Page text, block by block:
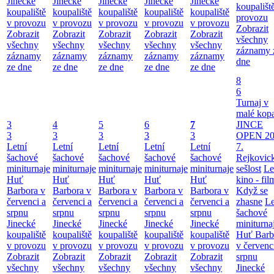
koupaliště
v provozu
Zobrazit
všechny
záznamy
ze dne
koupaliště
v provozu
Zobrazit
všechny
záznamy
ze dne
koupaliště
v provozu
Zobrazit
všechny
záznamy
ze dne
koupaliště
v provozu
Zobrazit
všechny
záznamy
ze dne
koupaliště
v provozu
Zobrazit
všechny
záznamy
ze dne
provozu
Zobrazit
všechny
záznamy
dne
3
3
Letní
šachové
miniturnaje
Huť
Barbora v
červenci a
srpnu
Jinecké
koupaliště
v provozu
Zobrazit
všechny
4
3
Letní
šachové
miniturnaje
Huť
Barbora v
červenci a
srpnu
Jinecké
koupaliště
v provozu
Zobrazit
všechny
5
3
Letní
šachové
miniturnaje
Huť
Barbora v
červenci a
srpnu
Jinecké
koupaliště
v provozu
Zobrazit
všechny
6
3
Letní
šachové
miniturnaje
Huť
Barbora v
červenci a
srpnu
Jinecké
koupaliště
v provozu
Zobrazit
všechny
7
3
Letní
šachové
miniturnaje
Huť
Barbora v
červenci a
srpnu
Jinecké
koupaliště
v provozu
Zobrazit
všechny
8
6
Turnaj v
malé
JINCE
OPEN
7.
sešlost
kino -
Když se
zhasne
šachové
Huť
v
srpnu
Jinecké